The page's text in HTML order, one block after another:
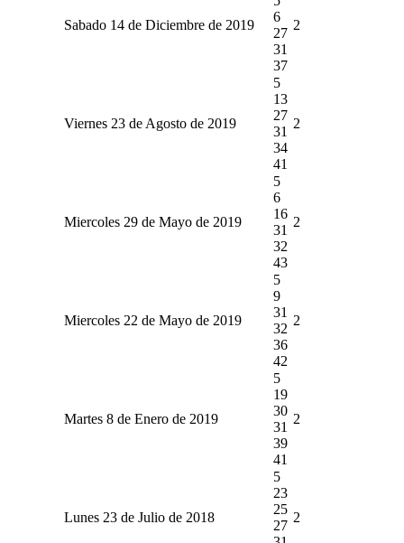
Sabado 14 de Diciembre de 2019
6
27
31
37
2
Viernes 23 de Agosto de 2019
5
13
27
31
34
41
2
Miercoles 29 de Mayo de 2019
5
6
16
31
32
43
2
Miercoles 22 de Mayo de 2019
5
9
31
32
36
42
2
Martes 8 de Enero de 2019
5
19
30
31
39
41
2
Lunes 23 de Julio de 2018
5
23
25
27
2